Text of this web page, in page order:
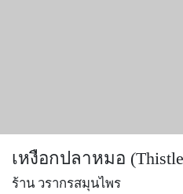
เหงือกปลาหมอ
ร้าน วรากรสมุนไพร